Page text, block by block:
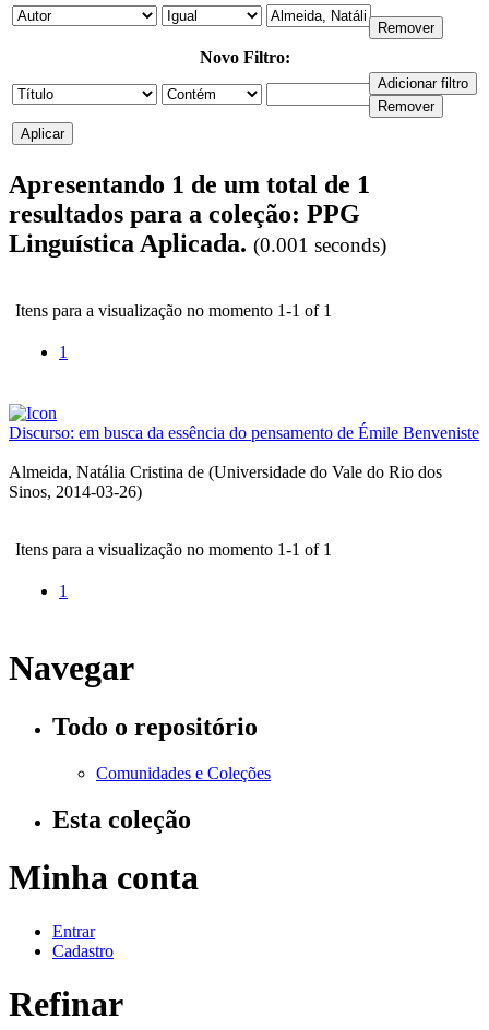
Novo Filtro:
Apresentando 1 de um total de 1
resultados para a coleção: PPG
Linguística Aplicada. (0.001 seconds)
Itens para a visualização no momento 1-1 of 1
1
Discurso: em busca da essência do pensamento de Émile Benveniste
Almeida, Natália Cristina de (Universidade do Vale do Rio dos
Sinos, 2014-03-26)
Itens para a visualização no momento 1-1 of 1
1
Navegar
Todo o repositório
Comunidades e Coleções
Esta coleção
Minha conta
Entrar
Cadastro
Refinar